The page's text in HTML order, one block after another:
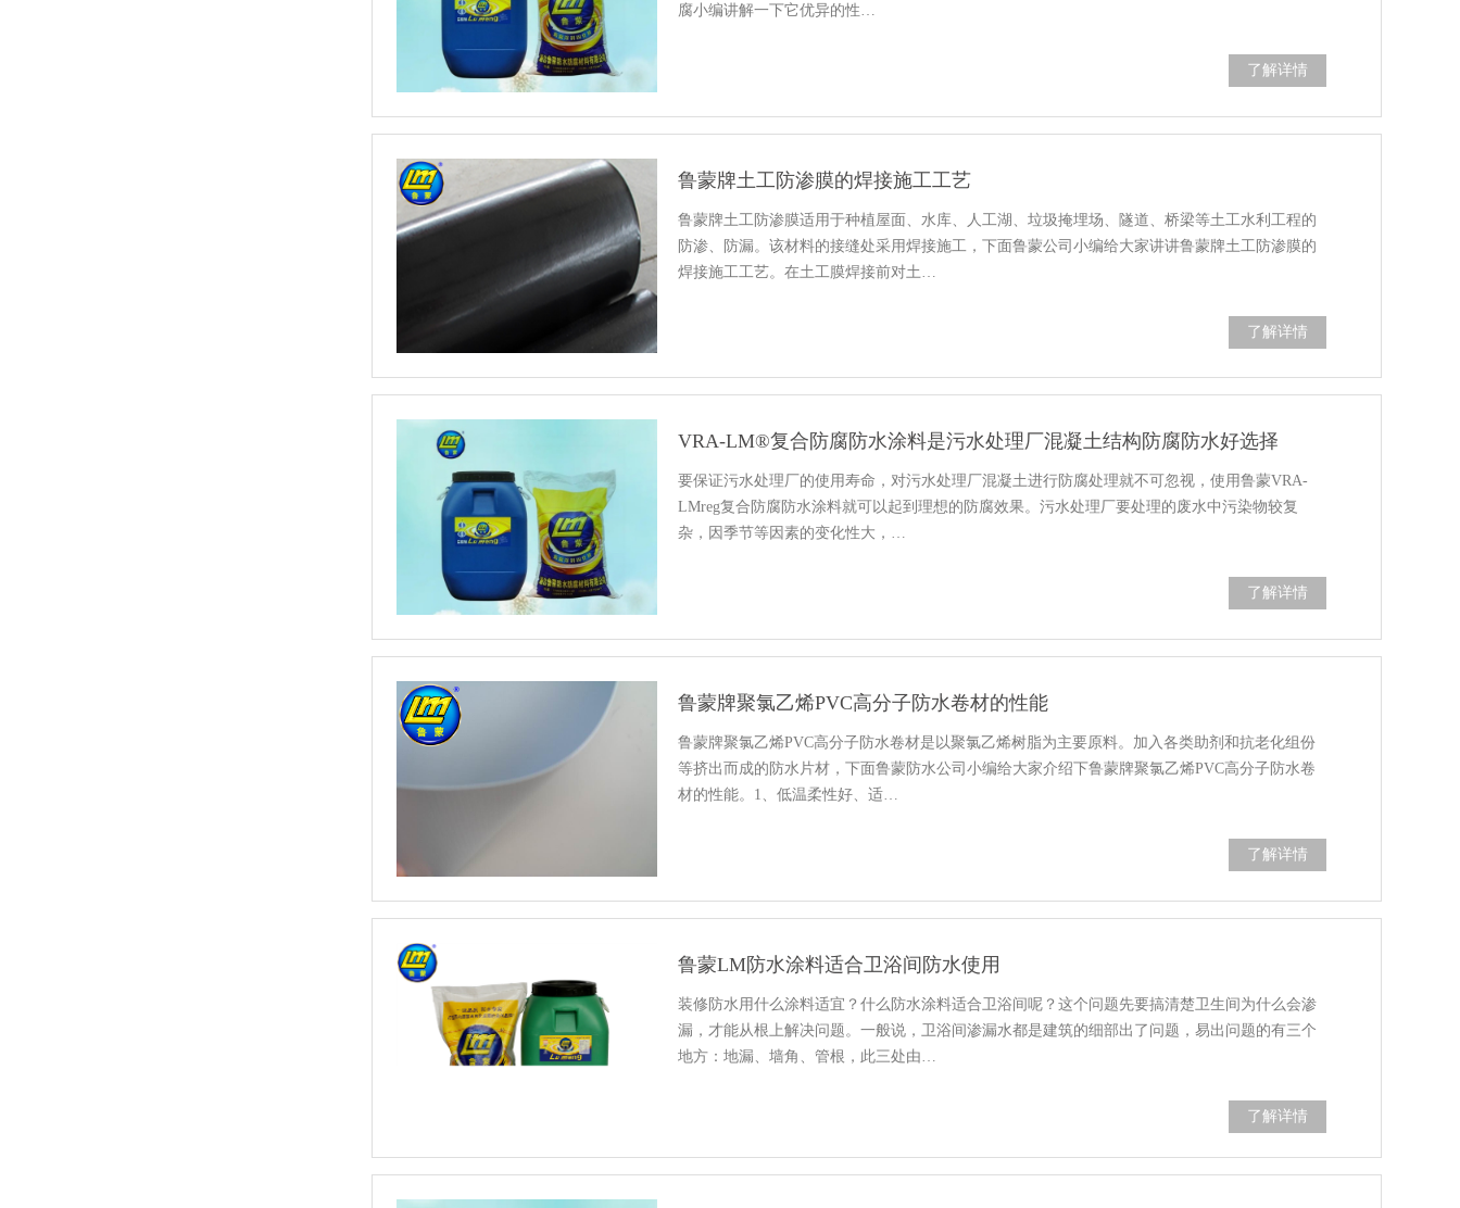
腐小编讲解一下它优异的性…
了解详情
鲁蒙牌土工防渗膜的焊接施工工艺
鲁蒙牌土工防渗膜适用于种植屋面、水库、人工湖、垃圾掩埋场、隧道、桥梁等土工水利工程的
防渗、防漏。该材料的接缝处采用焊接施工，下面鲁蒙公司小编给大家讲讲鲁蒙牌土工防渗膜的
焊接施工工艺。在土工膜焊接前对土…
了解详情
VRA-LM®复合防腐防水涂料是污水处理厂混凝土结构防腐防水好选择
要保证污水处理厂的使用寿命，对污水处理厂混凝土进行防腐处理就不可忽视，使用鲁蒙VRA-
LMreg复合防腐防水涂料就可以起到理想的防腐效果。污水处理厂要处理的废水中污染物较复
杂，因季节等因素的变化性大，…
了解详情
鲁蒙牌聚氯乙烯PVC高分子防水卷材的性能
鲁蒙牌聚氯乙烯PVC高分子防水卷材是以聚氯乙烯树脂为主要原料。加入各类助剂和抗老化组份
等挤出而成的防水片材，下面鲁蒙防水公司小编给大家介绍下鲁蒙牌聚氯乙烯PVC高分子防水卷
材的性能。1、低温柔性好、适…
了解详情
鲁蒙LM防水涂料适合卫浴间防水使用
装修防水用什么涂料适宜？什么防水涂料适合卫浴间呢？这个问题先要搞清楚卫生间为什么会渗
漏，才能从根上解决问题。一般说，卫浴间渗漏水都是建筑的细部出了问题，易出问题的有三个
地方：地漏、墙角、管根，此三处由…
了解详情